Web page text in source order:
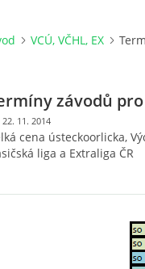
VCÚ, VČHL, EX
závodů
22. 11. 2014
cena ústeckoorlicka,
liga a Extraliga ČR